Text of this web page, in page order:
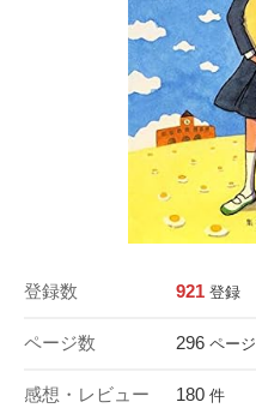
登録数 921 登録
ページ数 296 ページ
感想・レビュー 180 件